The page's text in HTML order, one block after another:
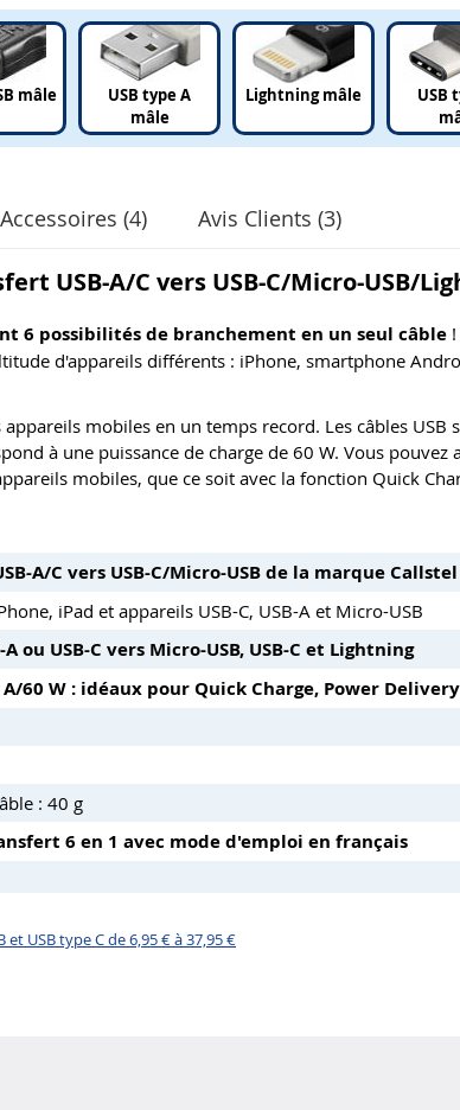
mâle
USB type A
mâle
Lightning mâle
USB
Accessoires (4) Avis Clients (3)
USB-A/C vers USB-C/Micro-USB/
6 possibilités de branchement en un seul câble
d'appareils différents : iPhone, smartphone
mobiles en un temps record. Les câbles
à une puissance de charge de 60 W. Vous pouvez
mobiles, que ce soit avec la fonction Quick
A/C vers USB-C/Micro-USB de la marque Callstel
iPad et appareils USB-C, USB-A et Micro-USB
A ou USB-C vers Micro-USB, USB-C et Lightning
60 W : idéaux pour Quick Charge, Power
: 40 g
6 en 1 avec mode d'emploi en français
USB type C de 6,95 € à 37,95 €